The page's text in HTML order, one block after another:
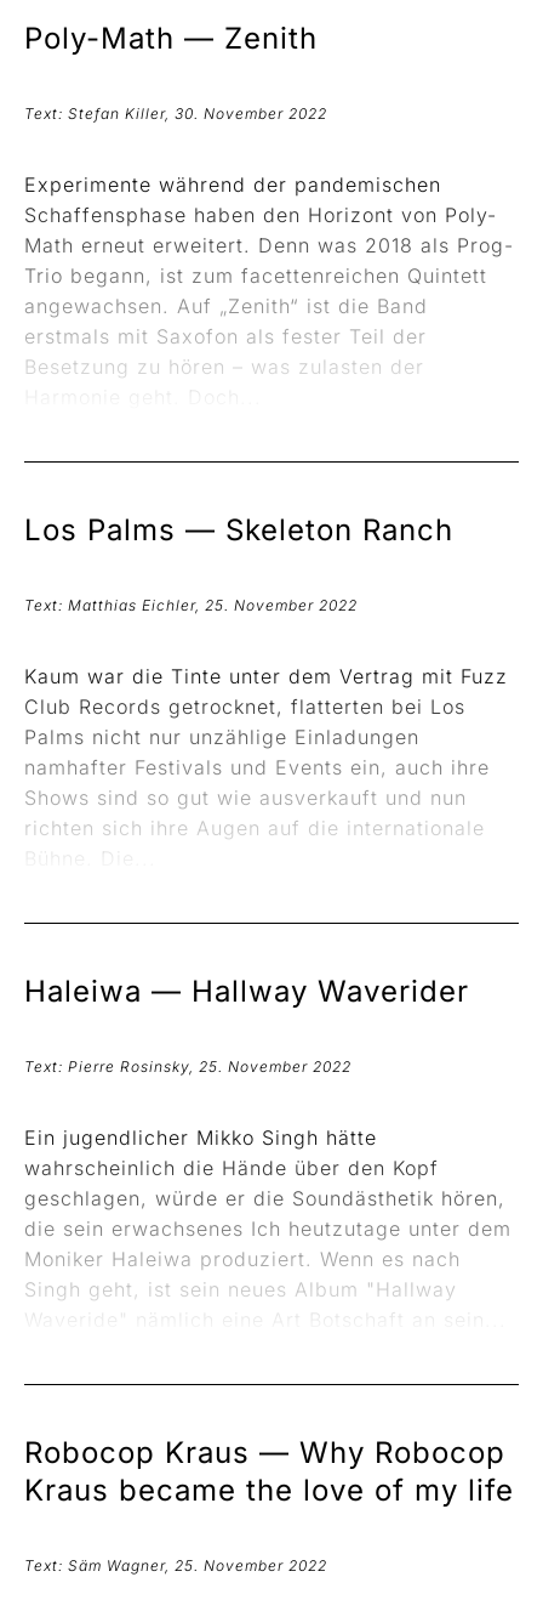
Poly-Math — Zenith
Text: Stefan Killer, 30. November 2022
Experimente während der pandemischen
Schaffensphase haben den Horizont von Poly-
Math erneut erweitert. Denn was 2018 als Prog-
Trio begann, ist zum facettenreichen Quintett
angewachsen. Auf „Zenith“ ist die Band
erstmals mit Saxofon als fester Teil der
Besetzung zu hören – was zulasten der
Harmonie geht. Doch...
Los Palms — Skeleton Ranch
Text: Matthias Eichler, 25. November 2022
Kaum war die Tinte unter dem Vertrag mit Fuzz
Club Records getrocknet, flatterten bei Los
Palms nicht nur unzählige Einladungen
namhafter Festivals und Events ein, auch ihre
Shows sind so gut wie ausverkauft und nun
richten sich ihre Augen auf die internationale
Bühne. Die...
Haleiwa — Hallway Waverider
Text: Pierre Rosinsky, 25. November 2022
Ein jugendlicher Mikko Singh hätte
wahrscheinlich die Hände über den Kopf
geschlagen, würde er die Soundästhetik hören,
die sein erwachsenes Ich heutzutage unter dem
Moniker Haleiwa produziert. Wenn es nach
Singh geht, ist sein neues Album "Hallway
Waveride" nämlich eine Art Botschaft an sein...
Robocop Kraus — Why Robocop
Kraus became the love of my life
Text: Säm Wagner, 25. November 2022